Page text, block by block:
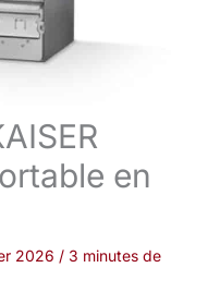
en
2026 / 3 minutes de